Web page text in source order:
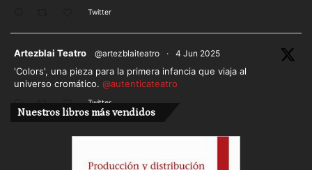
Twitter
Artezblai Teatro @artezblaiteatro · 4 Jun 2025
'Colors', una pieza para la primera infancia que viaja al
universo cromático. @autenticateatro
Twitter
Cargar más
Nuestros libros más vendidos